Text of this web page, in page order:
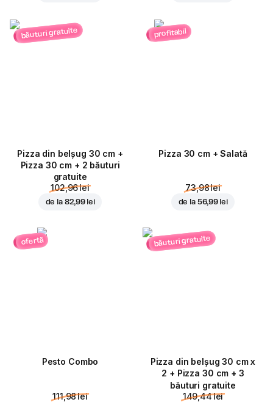
băuturi gratuite
Pizza din belșug 30 cm +
Pizza 30 cm + 2 băuturi
gratuite
102,96 lei
de la 82,99 lei
profitabil
Pizza 30 cm + Salată
73,98 lei
de la 56,99 lei
ofertă
Pesto Combo
111,98 lei
băuturi gratuite
Pizza din belșug 30 cm x
2 + Pizza 30 cm + 3
băuturi gratuite
149,44 lei